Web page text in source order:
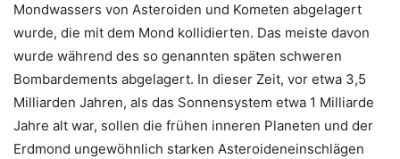
Mondwassers von Asteroiden und Kometen abgelagert
wurde, die mit dem Mond kollidierten. Das meiste davon
wurde während des so genannten späten schweren
Bombardements abgelagert. In dieser Zeit, vor etwa 3,5
Milliarden Jahren, als das Sonnensystem etwa 1 Milliarde
Jahre alt war, sollen die frühen inneren Planeten und der
Erdmond ungewöhnlich starken Asteroideneinschlägen